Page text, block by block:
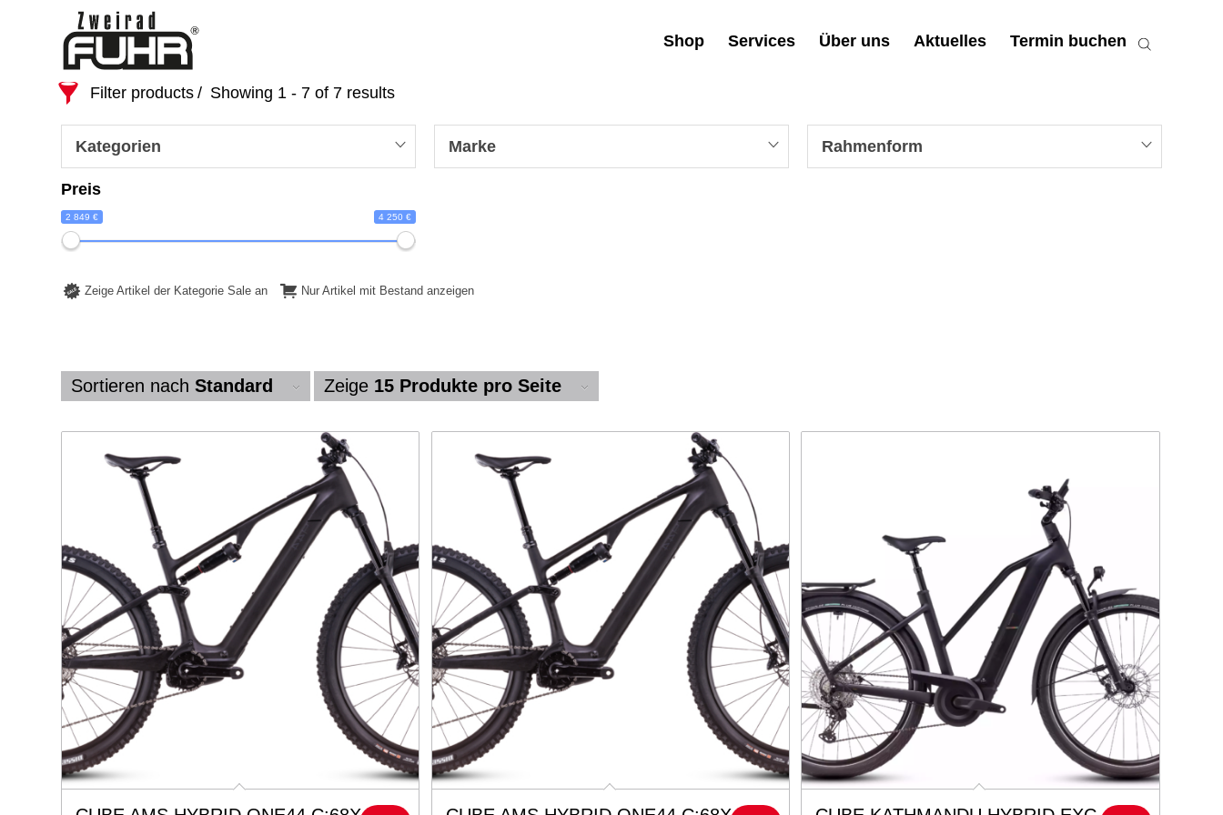
Shop Services Über uns Aktuelles Termin buchen
Filter products Showing 1 - 7 of 7 results
Kategorien Marke Rahmenform
Preis
2 849 € 4 250 €
Zeige Artikel der Kategorie Sale an Nur Artikel mit Bestand anzeigen
Sortieren nach Standard Zeige 15 Produkte pro Seite